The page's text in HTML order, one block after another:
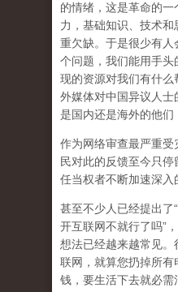
的情绪，这是革命的
力，基础知识、技术
重欠缺。于是很少有人
个问题，我们能用手头
现的资源对我们有什
外媒体对中国异议人
是国内还是海外的他们
作为网络审查最严重受
民对此的反馈至今只
任当权者不断加速深入
甚至不少人已经提出了
开互联网不就行了吗”
想法已经越来越常见
联网，就算您扔掉所
钱，要生活下去就必